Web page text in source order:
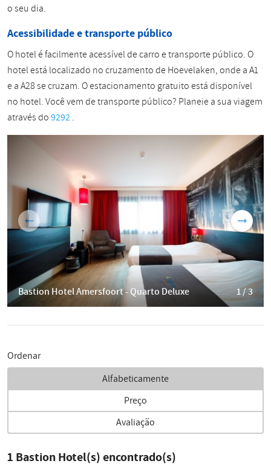
o seu dia.
Acessibilidade e transporte público
O hotel é facilmente acessível de carro e transporte público. O
hotel está localizado no cruzamento de Hoevelaken, onde a A1
e a A28 se cruzam. O estacionamento gratuito está disponível
no hotel. Você vem de transporte público? Planeie a sua viagem
através do9292.
Bastion Hotel Amersfoort - Quarto Deluxe 1 / 3
Ordenar
Alfabeticamente
Preço
Avaliação
1 Bastion Hotel(s) encontrado(s)